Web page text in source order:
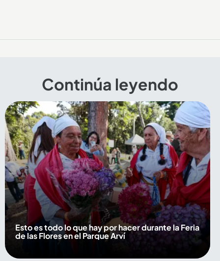
Continúa leyendo
Esto es todo lo que hay por hacer durante la Feria
de las Flores en el Parque Arví